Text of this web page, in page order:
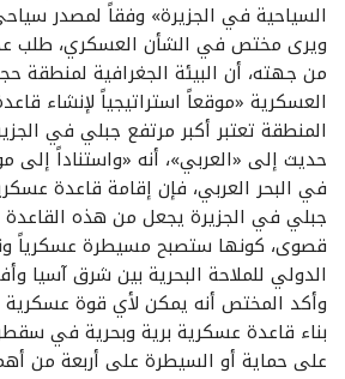
السياحية في الجزيرة» وفقاً لمصدر
ويرى مختص في الشأن العسكري، طلب
من جهته، أن البيئة الجغرافية لمنطقة
العسكرية «موقعاً استراتيجياً لإنشاء
المنطقة تعتبر أكبر مرتفع جبلي في
حديث إلى «العربي»، أنه «واستناداً
في البحر العربي، فإن إقامة قاعدة
جبلي في الجزيرة يجعل من هذه القاعدة
قصوى، كونها ستصبح مسيطرة عسكرياً
الدولي للملاحة البحرية بين شرق آسيا
وأكد المختص أنه يمكن لأي قوة
بناء قاعدة عسكرية برية وبحرية في
على حماية أو السيطرة على أربعة من